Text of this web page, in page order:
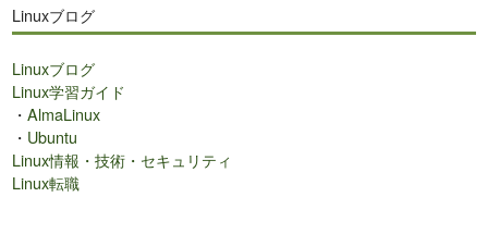
Linuxブログ
Linuxブログ
Linux学習ガイド
・AlmaLinux
・ Ubuntu
Linux情報・技術・セキュリティ
Linux転職